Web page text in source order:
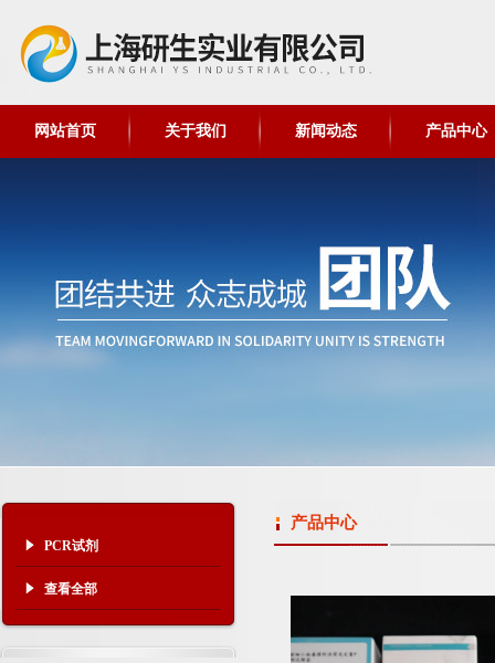
网站首页 关于我们 新闻动态 产品中心
PCR试剂
查看全部
产品中心